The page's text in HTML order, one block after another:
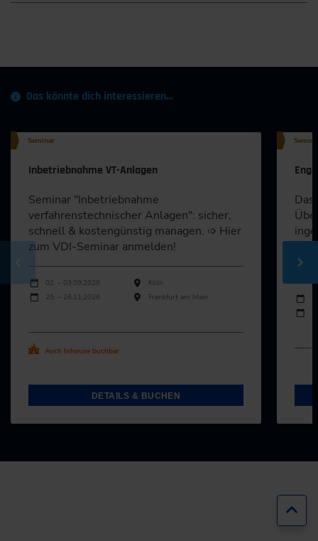
Das könnte dich interessieren…
Seminar
Inbetriebnahme VT-Anlagen
Seminar "Inbetriebnahme
verfahrenstechnischer Anlagen": sicher,
schnell & kostengünstig managen. ➩ Hier
zum VDI-Seminar anmelden!
Durchführungen
Veranstaltungsdatum Veranstaltungsort
02. – 03.09.2026
Köln
25. – 26.11.2026
Frankfurt am Main
Auch Inhouse buchbar
DETAILS & BUCHEN